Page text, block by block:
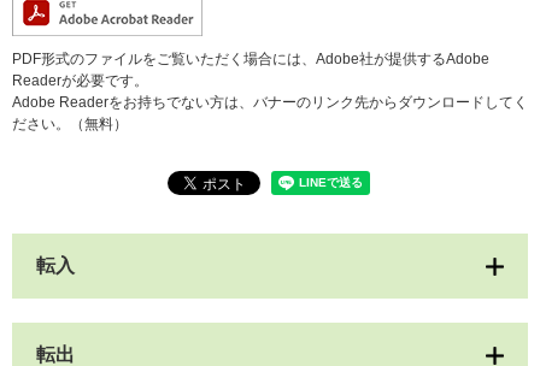
PDF形式のファイルをご覧いただく場合には、Adobe社が提供するAdobe
Readerが必要です。
Adobe Readerをお持ちでない方は、バナーのリンク先からダウンロードしてく
ださい。（無料）
転入
転出